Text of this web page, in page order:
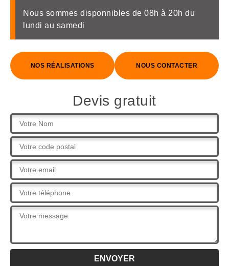
Nous sommes disponnibles de 08h à 20h du
lundi au samedi
NOS RÉALISATIONS NOUS CONTACTER
Devis gratuit